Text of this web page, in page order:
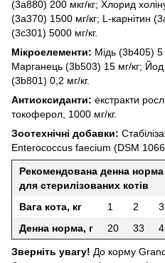
(3a880) 200 мкг/кг; Хлорид
(3a370) 1500 мг/кг; L-карнітин
(3c301) 5000 мг/кг.
Мікроелементи: Мідь (3b405) 5
Марганець (3b503) 15 мг/кг;
(3b801) 0,2 мг/кг.
Антиоксиданти: екстракти
токоферол, 1000 мг/кг.
Зоотехнічні добавки:
Enterococcus faecium (DSM
Рекомендована денна
для стерилізованих котів
Вага кота, кг
1 2 3
Денна норма, г
20 33
Зверніть увагу! До корму